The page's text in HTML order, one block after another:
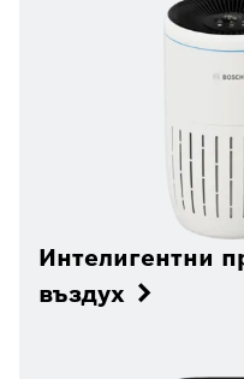
Интелигентни
въздух